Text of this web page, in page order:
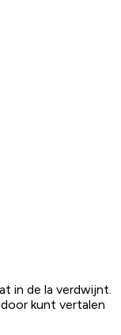
in de la verdwijnt.
kunt vertalen